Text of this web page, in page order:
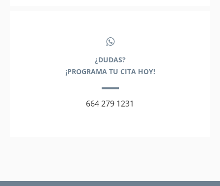
¿DUDAS?
¡PROGRAMA TU CITA HOY!
664 279 1231